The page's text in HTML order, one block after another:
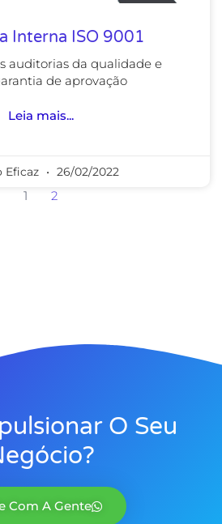
Interna ISO 9001
auditorias da qualidade e
de aprovação
Leia mais...
Eficaz 26/02/2022
1 2
O Seu
Com A Gente